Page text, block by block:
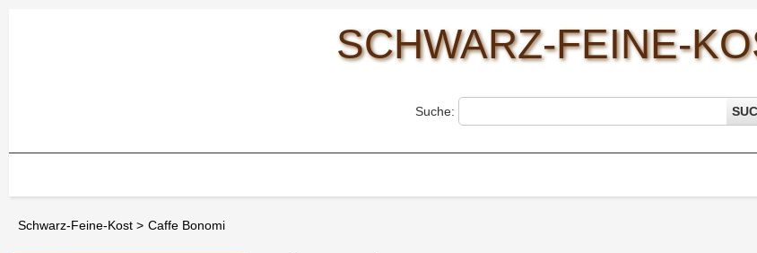
SCHWARZ-FEINE-
Suche:
Schwarz-Feine-Kost > Caffe Bonomi